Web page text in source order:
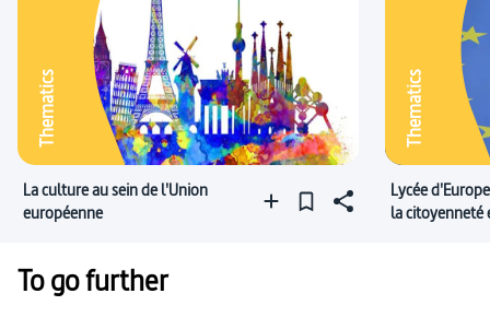
Thematics
La culture au sein de l'Union
européenne
Thematics
Lycée
la citoyenneté
To go further